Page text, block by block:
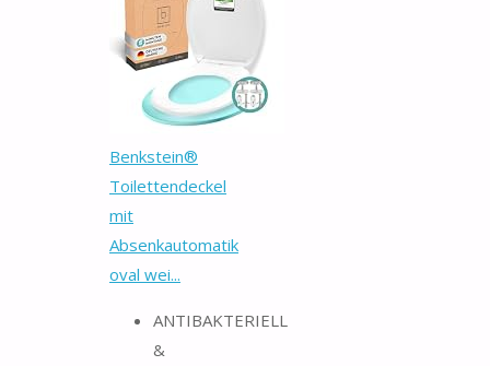
Benkstein®
Toilettendeckel
mit
Absenkautomatik
oval wei...
ANTIBAKTERIELL
&